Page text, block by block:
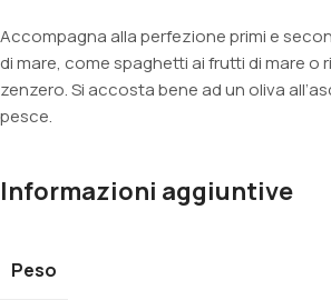
Accompagna alla perfezione primi e
di mare, come spaghetti ai frutti di mare o
zenzero. Si accosta bene ad un oliva
pesce.
Informazioni aggiuntive
Peso